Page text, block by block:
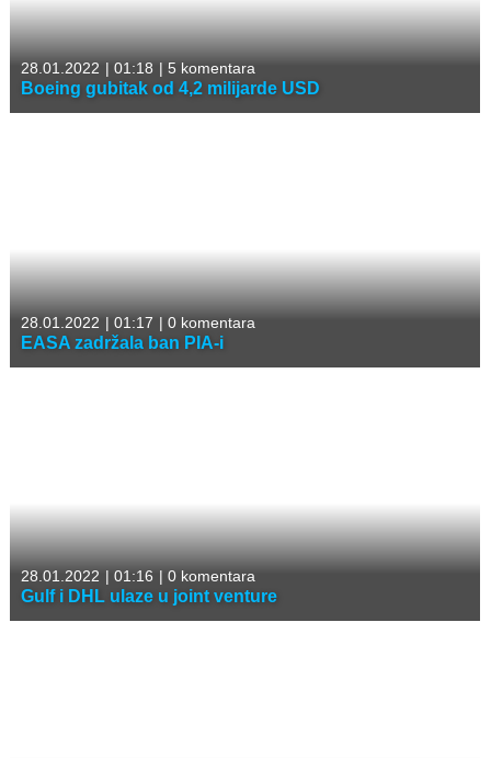
28.01.2022 | 01:18 | 5 komentara
Boeing gubitak od 4,2 milijarde USD
28.01.2022 | 01:17 | 0 komentara
EASA zadržala ban PIA-i
28.01.2022 | 01:16 | 0 komentara
Gulf i DHL ulaze u joint venture